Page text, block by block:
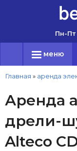
Пн-
меню
Главная » аренда
Аренда
дрели-
Alteco